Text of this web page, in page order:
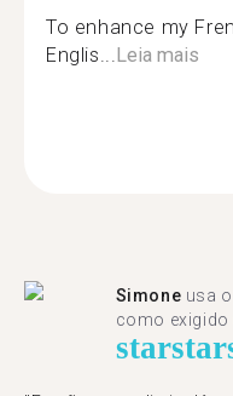
To enhance my
Englis...Leia mais
Simone usa
como exigido
starstar